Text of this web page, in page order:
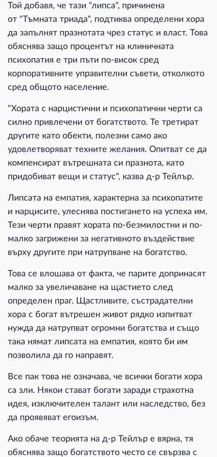
Той добавя, че тази "липса", причинена
от "Тъмната триада", подтиква определени хора
да запълнят празнотата чрез статус и власт. Това
обяснява защо процентът на клиничната
психопатия е три пъти по-висок сред
корпоративните управителни съвети, отколкото
сред общото население.
"Хората с нарцистични и психопатични черти са
силно привлечени от богатството. Те третират
другите като обекти, полезни само ако
удовлетворяват техните желания. Опитват се да
компенсират вътрешната си празнота, като
придобиват вещи и статус", казва д-р Тейлър.
Липсата на емпатия, характерна за психопатите
и нарцисите, улеснява постигането на успеха им.
Тези черти правят хората по-безмилостни и по-
малко загрижени за негативното въздействие
върху другите при натрупване на богатство.
Това се влошава от факта, че парите допринасят
малко за увеличаване на щастието след
определен праг. Щастливите, състрадателни
хора с богат вътрешен живот рядко изпитват
нужда да натрупват огромни богатства и също
така нямат липсата на емпатия, която би им
позволила да го направят.
Все пак това не означава, че всички богати хора
са зли. Някои стават богати заради страхотна
идея, изключителен талант или наследство, без
да проявяват егоизъм.
Ако обаче теорията на д-р Тейлър е вярна, тя
обяснява защо богатството често се свързва с